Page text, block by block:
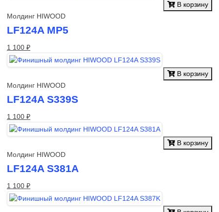
В корзину
Молдинг HIWOOD
LF124A MP5
1 100 ₽
В корзину
Молдинг HIWOOD
LF124A S339S
1 100 ₽
В корзину
Молдинг HIWOOD
LF124A S381A
1 100 ₽